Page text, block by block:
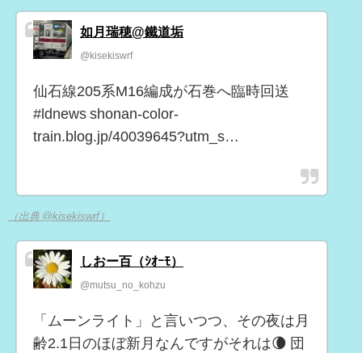
如月瑞穂@鐵道垢
@kisekiswrf
仙石線205系M16編成が石巻へ臨時回送
#ldnews shonan-color-
train.blog.jp/40039645?utm_s…
（出典 @kisekiswrf）
しおー百（ｼｵｰﾓ）
@mutsu_no_kohzu
「ムーンライト」と言いつつ、その夜は月
齢2.1日のほぼ新月なんですがそれは🌘 団